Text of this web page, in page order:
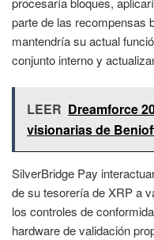
parte de las recompensas
mantendría su actual
conjunto interno y
LEER Dreamforce
visionarias de
SilverBridge Pay
de su tesorería de XRP a
los controles de
hardware de validación